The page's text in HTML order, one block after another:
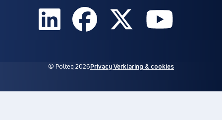
© Polteq 2026Privacy Verklaring & cookies